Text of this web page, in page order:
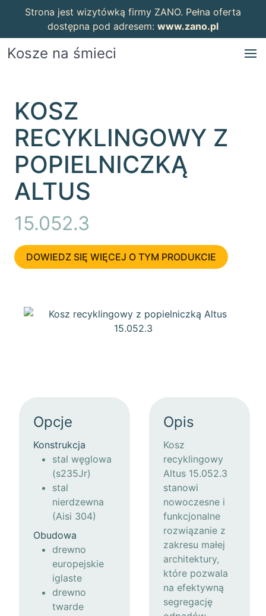
Strona jest wizytówką firmy ZANO. Pełna oferta
dostępna pod adresem: www.zano.pl
Kosze na śmieci
KOSZ
RECYKLINGOWY Z
POPIELNICZKĄ
ALTUS
15.052.3
DOWIEDZ SIĘ WIĘCEJ O TYM PRODUKCIE
Opcje
Konstrukcja
stal węglowa
(s235Jr)
stal
nierdzewna
(Aisi 304)
Obudowa
drewno
europejskie
iglaste
drewno
twarde
Opis
Kosz
recyklingowy
Altus 15.052.3
stanowi
nowoczesne i
funkcjonalne
rozwiązanie z
zakresu małej
architektury,
które pozwala
na efektywną
segregację